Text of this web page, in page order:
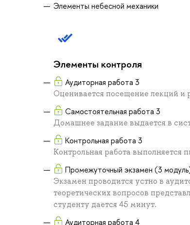
Элементы небесной механики
Элементы контроля
Аудиторная работа 3
Оценивается посещение лекций и
Самостоятельная работа 3
Домашнее задание выдается в
Контрольная работа 3
Контрольная работа выполняется
Промежуточный экзамен (3
Экзамен проводится устно в
теоретических вопросов
студенту дается 45 минут.
Аудиторная работа 4